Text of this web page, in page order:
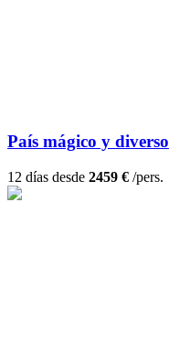
País mágico y diverso
12 días desde 2459 € /pers.